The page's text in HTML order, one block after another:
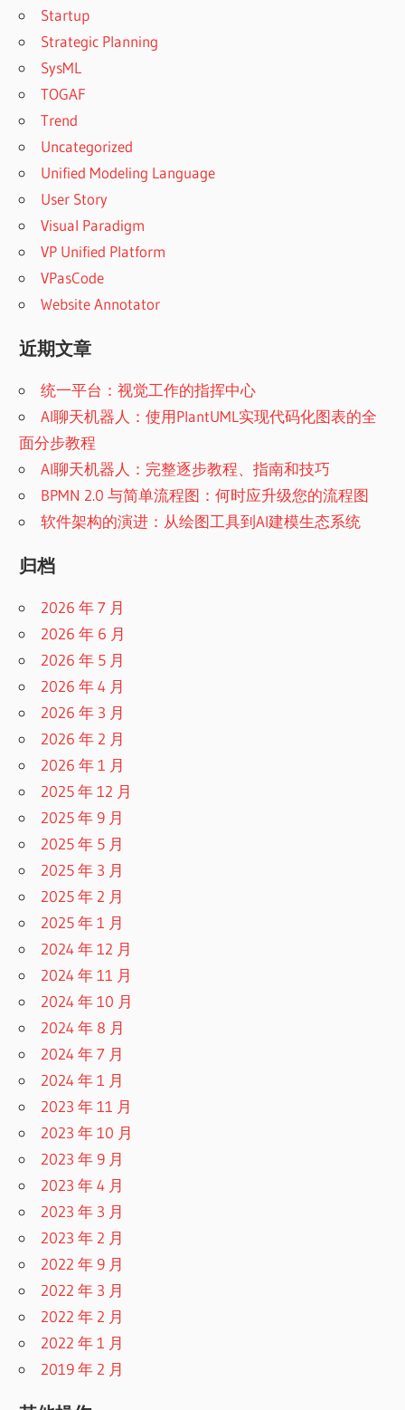
Startup
Strategic Planning
SysML
TOGAF
Trend
Uncategorized
Unified Modeling Language
User Story
Visual Paradigm
VP Unified Platform
VPasCode
Website Annotator
近期文章
统一平台：视觉工作的指挥中心
AI聊天机器人：使用PlantUML实现代码化图表的全
面分步教程
AI聊天机器人：完整逐步教程、指南和技巧
BPMN 2.0 与简单流程图：何时应升级您的流程图
软件架构的演进：从绘图工具到AI建模生态系统
归档
2026 年 7 月
2026 年 6 月
2026 年 5 月
2026 年 4 月
2026 年 3 月
2026 年 2 月
2026 年 1 月
2025 年 12 月
2025 年 9 月
2025 年 5 月
2025 年 3 月
2025 年 2 月
2025 年 1 月
2024 年 12 月
2024 年 11 月
2024 年 10 月
2024 年 8 月
2024 年 7 月
2024 年 1 月
2023 年 11 月
2023 年 10 月
2023 年 9 月
2023 年 4 月
2023 年 3 月
2023 年 2 月
2022 年 9 月
2022 年 3 月
2022 年 2 月
2022 年 1 月
2019 年 2 月